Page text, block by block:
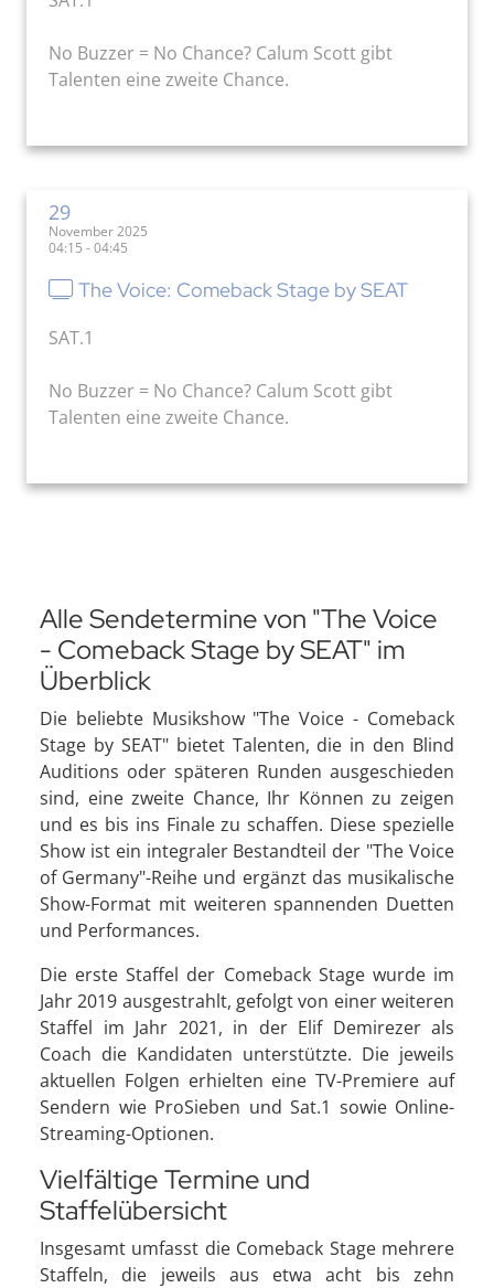
No Buzzer = No Chance? Calum Scott gibt
Talenten eine zweite Chance.
29
November 2025
04:15 - 04:45
The Voice: Comeback Stage by SEAT
SAT.1
No Buzzer = No Chance? Calum Scott gibt
Talenten eine zweite Chance.
Alle Sendetermine von "The Voice
- Comeback Stage by SEAT" im
Überblick
Die beliebte Musikshow "The Voice - Comeback
Stage by SEAT" bietet Talenten, die in den Blind
Auditions oder späteren Runden ausgeschieden
sind, eine zweite Chance, Ihr Können zu zeigen
und es bis ins Finale zu schaffen. Diese spezielle
Show ist ein integraler Bestandteil der "The Voice
of Germany"-Reihe und ergänzt das musikalische
Show-Format mit weiteren spannenden Duetten
und Performances.
Die erste Staffel der Comeback Stage wurde im
Jahr 2019 ausgestrahlt, gefolgt von einer weiteren
Staffel im Jahr 2021, in der Elif Demirezer als
Coach die Kandidaten unterstützte. Die jeweils
aktuellen Folgen erhielten eine TV-Premiere auf
Sendern wie ProSieben und Sat.1 sowie Online-
Streaming-Optionen.
Vielfältige Termine und
Staffelübersicht
Insgesamt umfasst die Comeback Stage mehrere
Staffeln, die jeweils aus etwa acht bis zehn